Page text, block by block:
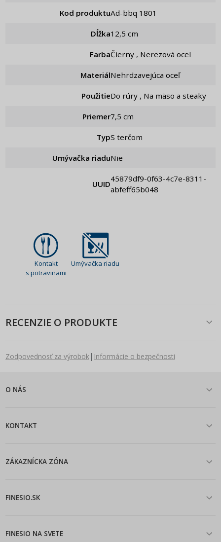
Kod produktu ad-bbq 1801
Dĺžka 12,5 cm
Farba Čierny , Nerezová ocel
Materiál Nehrdzavejúca oceľ
Použitie Do rúry , Na mäso a steaky
Priemer 7,5 cm
Typ S terčom
Umývačka riadu Nie
UUID
45879df9-0f63-4c7e-8311-
abfeff65b048
Kontakt
s potravinami
Umývačka riadu
RECENZIE O PRODUKTE
Zodpovednosť za výrobok| Informácie o bezpečnosti
O NÁS
KONTAKT
ZÁKAZNÍCKA ZÓNA
FINESIO.SK
FINESIO NA SVETE